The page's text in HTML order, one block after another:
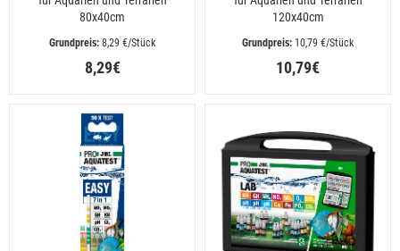
80x40cm
8,29 €/Stück
8,29€
120x40cm
10,79 €/Stück
10,79€